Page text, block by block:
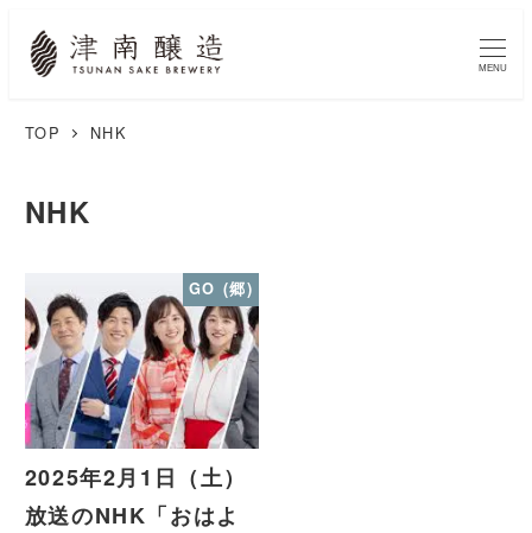
MENU
TOP NHK
NHK
GO (郷)
2025年2月1日（土）
放送のNHK「おはよ